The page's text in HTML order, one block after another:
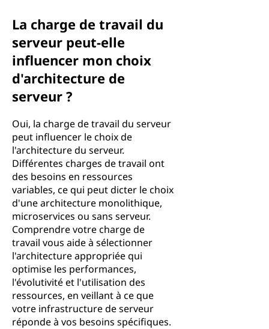
La charge de travail du
serveur peut-elle
influencer mon choix
d'architecture de
serveur ?
Oui, la charge de travail du serveur
peut influencer le choix de
l'architecture du serveur.
Différentes charges de travail ont
des besoins en ressources
variables, ce qui peut dicter le choix
d'une architecture monolithique,
microservices ou sans serveur.
Comprendre votre charge de
travail vous aide à sélectionner
l'architecture appropriée qui
optimise les performances,
l'évolutivité et l'utilisation des
ressources, en veillant à ce que
votre infrastructure de serveur
réponde à vos besoins spécifiques.